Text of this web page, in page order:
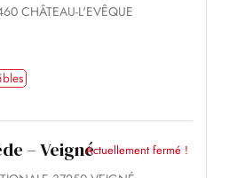
– Veigné
37250 VEIGNÉ